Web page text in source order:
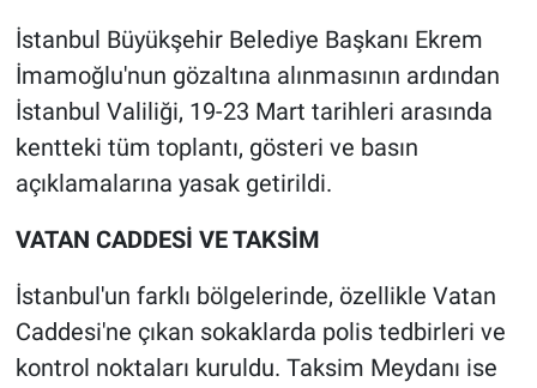
İstanbul Büyükşehir Belediye Başkanı Ekrem
İmamoğlu'nun gözaltına alınmasının ardından
İstanbul Valiliği, 19-23 Mart tarihleri arasında
kentteki tüm toplantı, gösteri ve basın
açıklamalarına yasak getirildi.
VATAN CADDESİ VE TAKSİM
İstanbul'un farklı bölgelerinde, özellikle Vatan
Caddesi'ne çıkan sokaklarda polis tedbirleri ve
kontrol noktaları kuruldu. Taksim Meydanı ise
Gündem Özel
Günün görüntüsü
Haber
İlan
Kimdir
Koronavirüs